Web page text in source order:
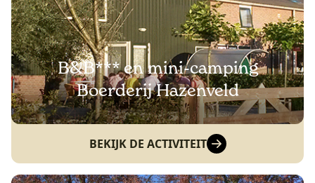
B&B*** en mini-camping
Boerderij Hazenveld
BEKIJK DE ACTIVITEIT